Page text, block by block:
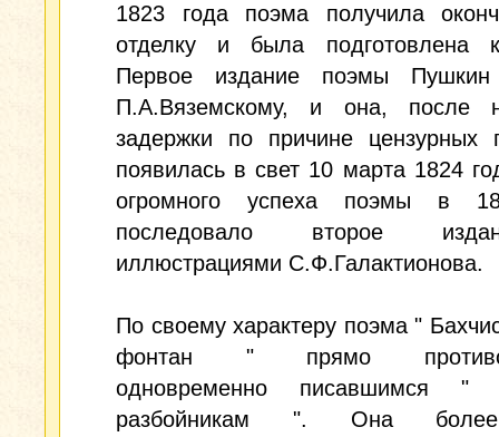
1823 года поэма получила
отделку и была подготовлена
Первое издание поэмы Пушкин
П.А.Вяземскому, и она, после
задержки по причине цензурных
появилась в свет 10 марта 1824
огромного успеха поэмы в
последовало второе
иллюстрациями С.Ф.Галактионова.
По своему характеру поэма "
фонтан " прямо
одновременно писавшимся "
разбойникам ". Она